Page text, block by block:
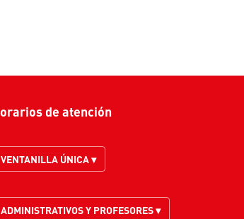
Horarios de atención
VENTANILLA ÚNICA ▾
ADMINISTRATIVOS Y PROFESORES ▾